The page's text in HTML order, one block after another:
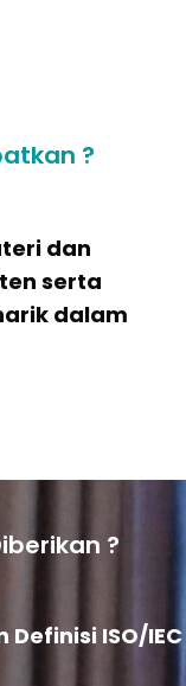
?
dan
serta
dalam
?
ISO/IEC